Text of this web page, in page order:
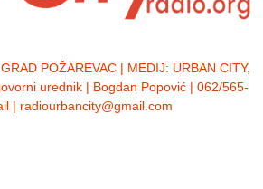
POŽAREVAC | MEDIJ: URBAN CITY,
urednik | Bogdan Popović | 062/565-
| radiourbancity@gmail.com